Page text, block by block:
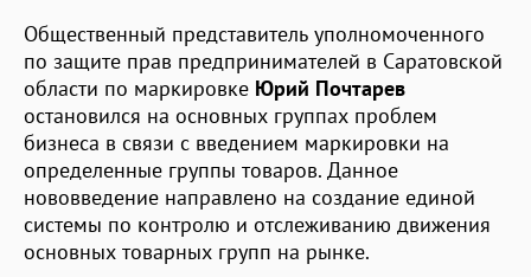
Общественный представитель уполномоченного
по защите прав предпринимателей в Саратовской
области по маркировке Юрий Почтарев
остановился на основных группах проблем
бизнеса в связи с введением маркировки на
определенные группы товаров. Данное
нововведение направлено на создание единой
системы по контролю и отслеживанию движения
основных товарных групп на рынке.